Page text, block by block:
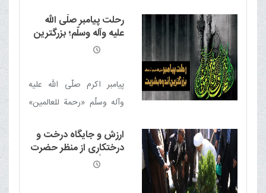
کنند؛ این در واقع یک جنایت
است.
رحلت پيامبر صلّی الله
علیه وآله وسلّم؛ بزرگترین
اندوه بشریت
پيامبر اکرم صلّی الله علیه
وآله وسلّم «رحمة للعالمين»
داشت و همه را تحت توجّه و
عنايت قرار مى داد
ارزش و جایگاه درخت و
درختکاری از منظر حضرت
آیت الله العظمی مکارم